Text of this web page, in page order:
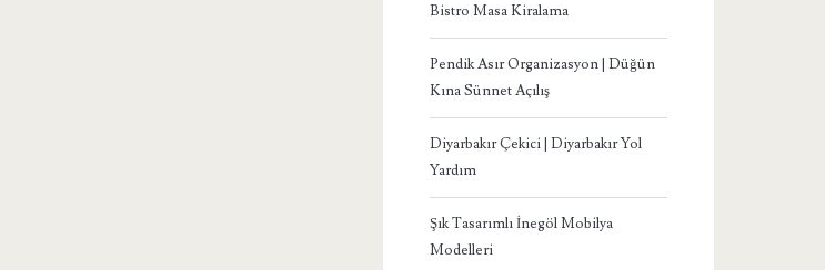
Bistro Masa Kiralama
Pendik Asır Organizasyon | Düğün
Kına Sünnet Açılış
Diyarbakır Çekici | Diyarbakır Yol
Yardım
Şık Tasarımlı İnegöl Mobilya
Modelleri